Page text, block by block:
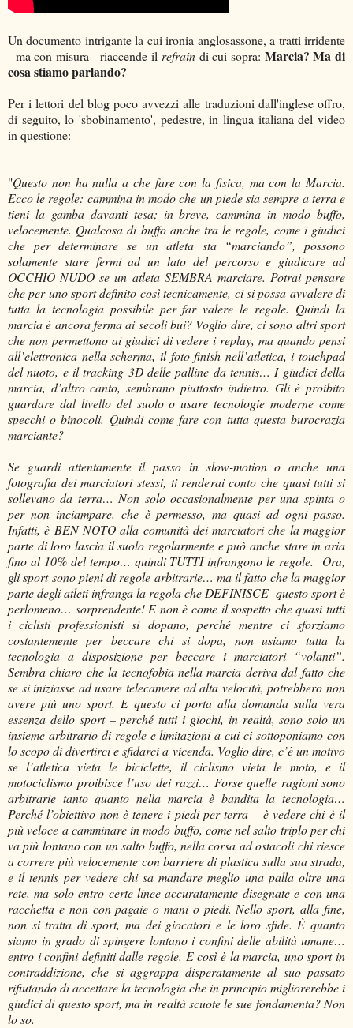
Un documento intrigante la cui ironia anglosassone, a tratti irridente
- ma con misura - riaccende il refrain di cui sopra: Marcia? Ma di
cosa stiamo parlando?
Per i lettori del blog poco avvezzi alle traduzioni dall'inglese offro,
di seguito, lo 'sbobinamento', pedestre, in lingua italiana del video
in questione:
"Questo non ha nulla a che fare con la fisica, ma con la Marcia.
Ecco le regole: cammina in modo che un piede sia sempre a terra e
tieni la gamba davanti tesa; in breve, cammina in modo buffo,
velocemente. Qualcosa di buffo anche tra le regole, come i giudici
che per determinare se un atleta sta “marciando”, possono
solamente stare fermi ad un lato del percorso e giudicare ad
OCCHIO NUDO se un atleta SEMBRA marciare. Potrai pensare
che per uno sport definito così tecnicamente, ci si possa avvalere di
tutta la tecnologia possibile per far valere le regole. Quindi la
marcia è ancora ferma ai secoli bui? Voglio dire, ci sono altri sport
che non permettono ai giudici di vedere i replay, ma quando pensi
all’elettronica nella scherma, il foto-finish nell’atletica, i touchpad
del nuoto, e il tracking 3D delle palline da tennis… I giudici della
marcia, d’altro canto, sembrano piuttosto indietro. Gli è proibito
guardare dal livello del suolo o usare tecnologie moderne come
specchi o binocoli. Quindi come fare con tutta questa burocrazia
marciante?
Se guardi attentamente il passo in slow-motion o anche una
fotografia dei marciatori stessi, ti renderai conto che quasi tutti si
sollevano da terra… Non solo occasionalmente per una spinta o
per non inciampare, che è permesso, ma quasi ad ogni passo.
Infatti, è BEN NOTO alla comunità dei marciatori che la maggior
parte di loro lascia il suolo regolarmente e può anche stare in aria
fino al 10% del tempo… quindi TUTTI infrangono le regole. Ora,
gli sport sono pieni di regole arbitrarie… ma il fatto che la maggior
parte degli atleti infranga la regola che DEFINISCE questo sport è
perlomeno… sorprendente! E non è come il sospetto che quasi tutti
i ciclisti professionisti si dopano, perché mentre ci sforziamo
costantemente per beccare chi si dopa, non usiamo tutta la
tecnologia a disposizione per beccare i marciatori “volanti”.
Sembra chiaro che la tecnofobia nella marcia deriva dal fatto che
se si iniziasse ad usare telecamere ad alta velocità, potrebbero non
avere più uno sport. E questo ci porta alla domanda sulla vera
essenza dello sport – perché tutti i giochi, in realtà, sono solo un
insieme arbitrario di regole e limitazioni a cui ci sottoponiamo con
lo scopo di divertirci e sfidarci a vicenda. Voglio dire, c’è un motivo
se l’atletica vieta le biciclette, il ciclismo vieta le moto, e il
motociclismo proibisce l’uso dei razzi… Forse quelle ragioni sono
arbitrarie tanto quanto nella marcia è bandita la tecnologia…
Perché l’obiettivo non è tenere i piedi per terra – è vedere chi è il
più veloce a camminare in modo buffo, come nel salto triplo per chi
va più lontano con un salto buffo, nella corsa ad ostacoli chi riesce
a correre più velocemente con barriere di plastica sulla sua strada,
e il tennis per vedere chi sa mandare meglio una palla oltre una
rete, ma solo entro certe linee accuratamente disegnate e con una
racchetta e non con pagaie o mani o piedi. Nello sport, alla fine,
non si tratta di sport, ma dei giocatori e le loro sfide. È quanto
siamo in grado di spingere lontano i confini delle abilità umane…
entro i confini definiti dalle regole. E così è la marcia, uno sport in
contraddizione, che si aggrappa disperatamente al suo passato
rifiutando di accettare la tecnologia che in principio migliorerebbe i
giudici di questo sport, ma in realtà scuote le sue fondamenta? Non
lo so.